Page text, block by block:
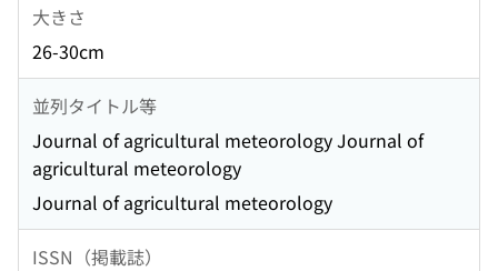
大きさ
26-30cm
並列タイトル等
Journal of agricultural meteorology Journal of
agricultural meteorology
Journal of agricultural meteorology
ISSN（掲載誌）